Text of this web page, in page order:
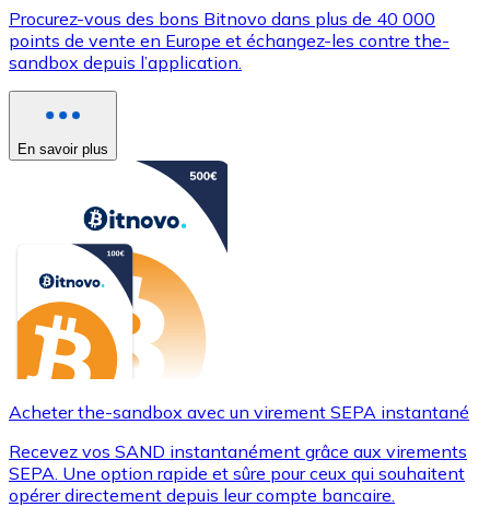
Procurez-vous des bons Bitnovo dans plus de 40 000
points de vente en Europe et échangez-les contre the-
sandbox depuis l’application.
En savoir plus
Acheter the-sandbox avec un virement SEPA instantané
Recevez vos SAND instantanément grâce aux virements
SEPA. Une option rapide et sûre pour ceux qui souhaitent
opérer directement depuis leur compte bancaire.